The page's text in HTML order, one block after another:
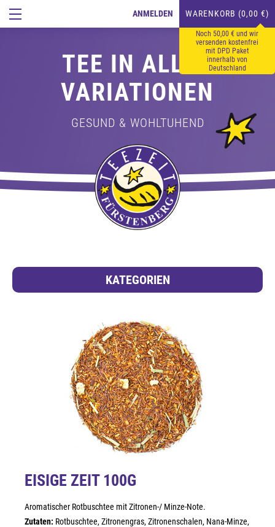
ANMELDEN WARENKORB (0,00 €)
Noch 50,00 € und wir
versenden kostenfrei
mit DPD Paket
innerhalb von
Deutschland
TEE IN ALLEN
VARIATIONEN
GESUND & WOHLTUHEND
KATEGORIEN
EISIGE ZEIT 100G
Aromatischer Rotbuschtee mit Zitronen-/ Minze-Note.
Zutaten: Rotbuschtee, Zitronengras, Zitronenschalen, Nana-Minze,